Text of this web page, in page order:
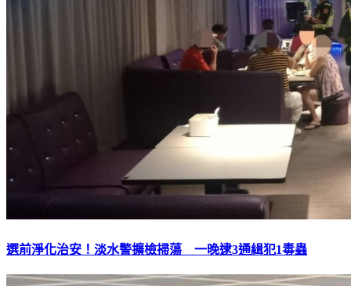
選前淨化治安！淡水警擴檢掃蕩 一晚逮3通緝犯1毒蟲